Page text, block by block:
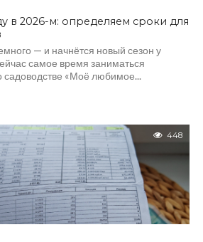
в 2026-м: определяем сроки для
— и начнётся новый сезон у
самое время заниматься
садоводстве «Моё любимое...
448